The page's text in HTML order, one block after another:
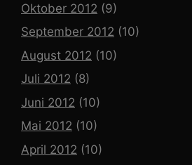
Oktober 2012 (9)
September 2012 (10)
August 2012 (10)
Juli 2012 (8)
Juni 2012 (10)
Mai 2012 (10)
April 2012 (10)